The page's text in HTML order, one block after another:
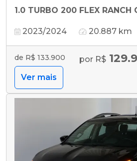
1.0 TURBO 200 FLEX RANCH
2023/2024 20.887 km
de R$ 133.900 por R$
Ver mais